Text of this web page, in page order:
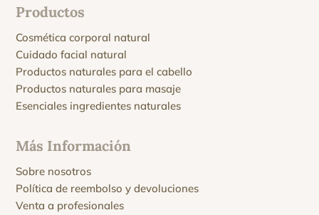
Productos
Cosmética corporal natural
Cuidado facial natural
Productos naturales para el cabello
Productos naturales para masaje
Esenciales ingredientes naturales
Más Información
Sobre nosotros
Política de reembolso y devoluciones
Venta a profesionales